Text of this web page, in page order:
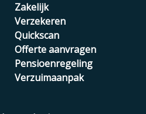
Zakelijk
Verzekeren
Quickscan
Offerte aanvragen
Pensioenregeling
Verzuimaanpak